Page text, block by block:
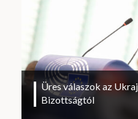
Üres válaszok az
Bizottságtól